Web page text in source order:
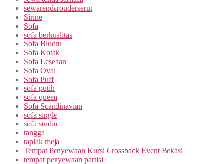
sewarendarouderserut
Sirine
Sofa
sofa berkualitas
Sofa Bludru
Sofa Kotak
Sofa Lesehan
Sofa Oval
Sofa Puff
sofa putih
sofa queen
Sofa Scandinavian
sofa single
sofa studio
tangga
taplak meja
Tempat Penyewaan Kursi Crossback Event Bekasi
tempat penyewaan partisi